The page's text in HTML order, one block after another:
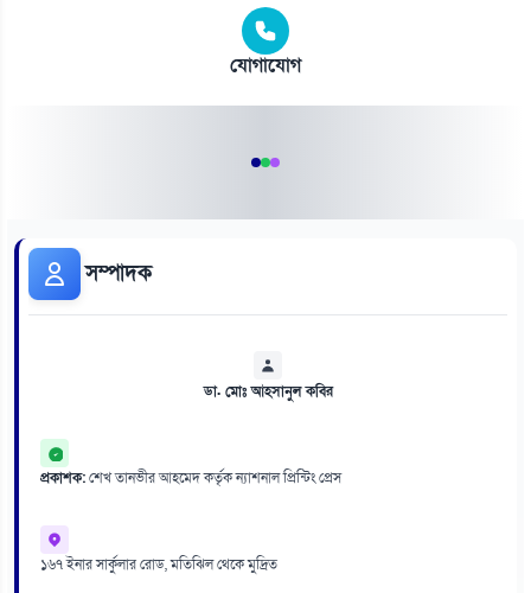
যোগাযোগ
সম্পাদক
ডা. মোঃ আহসানুল কবির
প্রকাশক:শেখ তানভীর আহমেদ কর্তৃক ন্যাশনাল প্রিন্টিং প্রেস
১৬৭ ইনার সার্কুলার রোড, মতিঝিল থেকে মুদ্রিত